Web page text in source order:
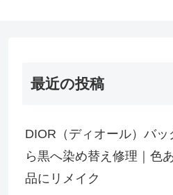
最近の投稿
DIOR（ディオール）バ
ら黒へ染め替え修理｜色
品にリメイク